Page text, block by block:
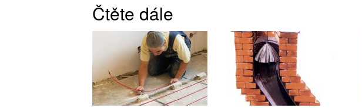
Čtěte dále